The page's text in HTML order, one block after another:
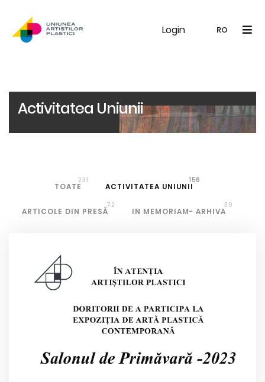
Login RO
UAP Galerie Noutăți
Activitatea Uniunii
TOATE
231
ACTIVITATEA UNIUNII
156
ARTICOLE DIN PRESĂ
72
IN MEMORIAM- ARHIVA
39